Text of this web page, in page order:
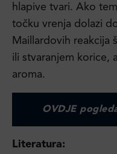
hlapive tvari. Ako
točku vrenja dolazi
Maillardovih reakcija
ili stvaranjem korice,
aroma.
OVDJE
Literatura: